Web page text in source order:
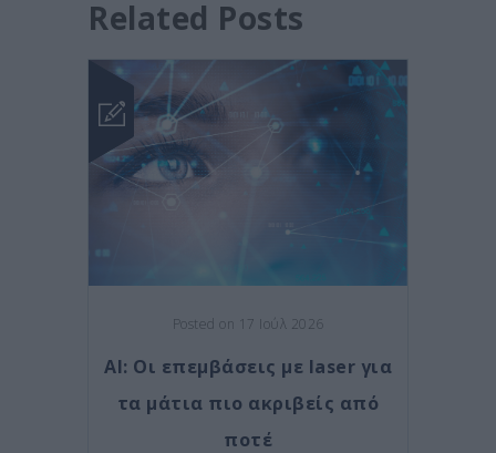
Related Posts
Posted on 17 Ιούλ 2026
AI: Οι επεμβάσεις με laser για
τα μάτια πιο ακριβείς από
ποτέ